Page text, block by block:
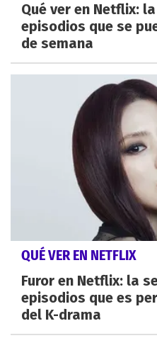
Qué ver en Netflix:
episodios que se
de semana
QUÉ VER EN NETFLIX
Furor en Netflix: la
episodios que es
del K-drama